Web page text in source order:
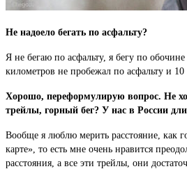
Не надоело бегать по асфальту?
Я не бегаю по асфальту, я бегу по
километров не пробежал по асфальту и 10
Хорошо, переформулирую вопрос. Не
трейлы, горный бег? У нас в России
Вообще я люблю мерить расстояние, как
карте», то есть мне очень нравится
расстояния, а все эти трейлы, они